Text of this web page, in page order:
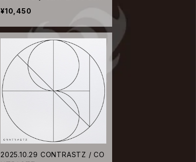
-2025 GRAND FINALE【DVD】
¥10,450
2025.10.29 CONTRASTZ / CO